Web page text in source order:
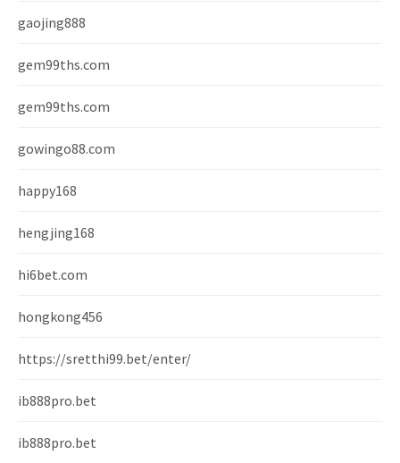
gaojing888
gem99ths.com
gem99ths.com
gowingo88.com
happy168
hengjing168
hi6bet.com
hongkong456
https://sretthi99.bet/enter/
ib888pro.bet
ib888pro.bet